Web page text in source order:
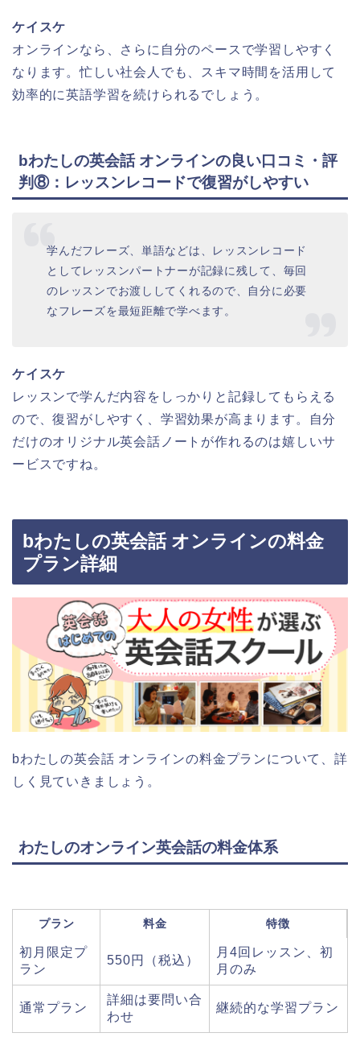
ケイスケ
オンラインなら、さらに自分のペースで学習しやすく
なります。忙しい社会人でも、スキマ時間を活用して
効率的に英語学習を続けられるでしょう。
bわたしの英会話 オンラインの良い口コミ・評
判⑧：レッスンレコードで復習がしやすい
学んだフレーズ、単語などは、レッスンレコード
としてレッスンパートナーが記録に残して、毎回
のレッスンでお渡ししてくれるので、自分に必要
なフレーズを最短距離で学べます。
ケイスケ
レッスンで学んだ内容をしっかりと記録してもらえる
ので、復習がしやすく、学習効果が高まります。自分
だけのオリジナル英会話ノートが作れるのは嬉しいサ
ービスですね。
bわたしの英会話 オンラインの料金
プラン詳細
bわたしの英会話 オンラインの料金プランについて、詳
しく見ていきましょう。
わたしのオンライン英会話の料金体系
プラン 料金 特徴
初月限定プ
ラン
550円（税込）
月4回レッスン、初
月のみ
通常プラン
詳細は要問い合
わせ
継続的な学習プラン